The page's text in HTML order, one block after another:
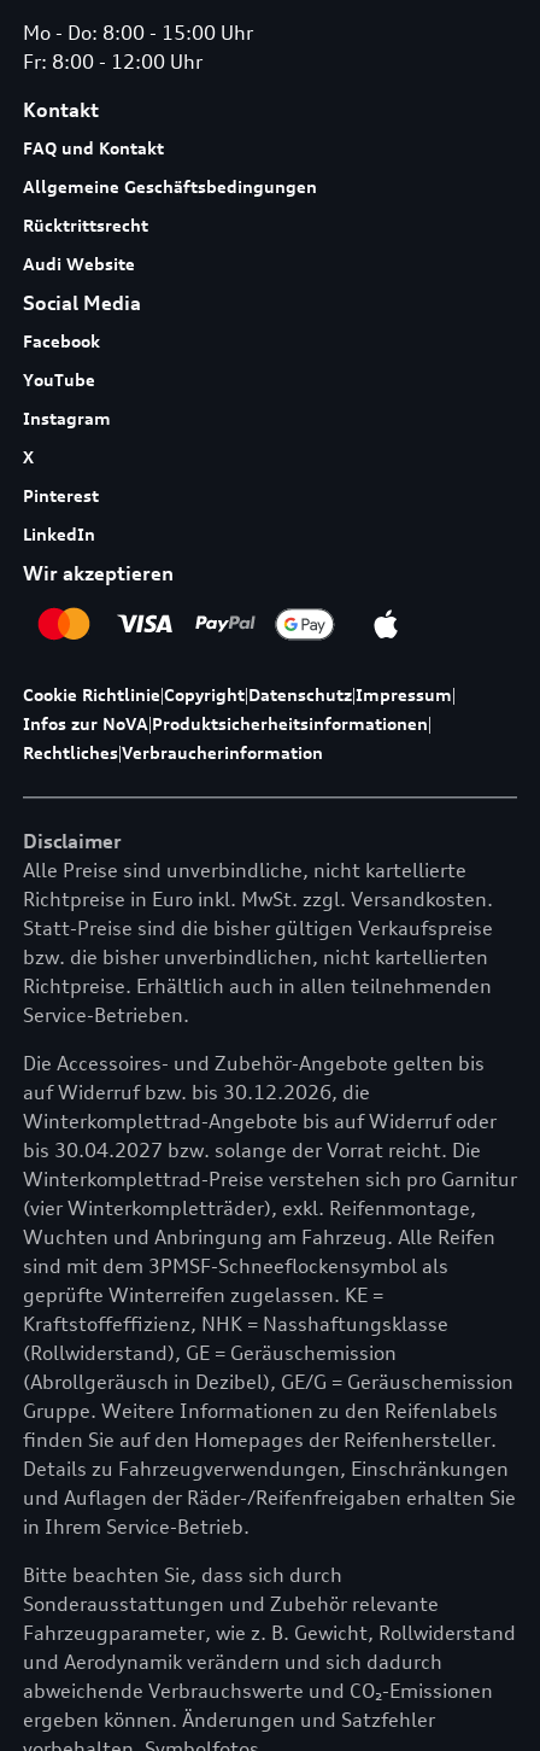
Mo - Do: 8:00 - 15:00 Uhr
Fr: 8:00 - 12:00 Uhr
Kontakt
FAQ und Kontakt
Allgemeine Geschäftsbedingungen
Rücktrittsrecht
Audi Website
Social Media
Facebook
YouTube
Instagram
X
Pinterest
LinkedIn
Wir akzeptieren
Cookie Richtlinie|Copyright|Datenschutz|Impressum|
Infos zur NoVA|Produktsicherheitsinformationen|
Rechtliches|Verbraucherinformation
Disclaimer
Alle Preise sind unverbindliche, nicht kartellierte
Richtpreise in Euro inkl. MwSt. zzgl. Versandkosten.
Statt-Preise sind die bisher gültigen Verkaufspreise
bzw. die bisher unverbindlichen, nicht kartellierten
Richtpreise. Erhältlich auch in allen teilnehmenden
Service-Betrieben.
Die Accessoires- und Zubehör-Angebote gelten bis
auf Widerruf bzw. bis 30.12.2026, die
Winterkomplettrad-Angebote bis auf Widerruf oder
bis 30.04.2027 bzw. solange der Vorrat reicht. Die
Winterkomplettrad-Preise verstehen sich pro Garnitur
(vier Winterkompletträder), exkl. Reifenmontage,
Wuchten und Anbringung am Fahrzeug. Alle Reifen
sind mit dem 3PMSF-Schneeflockensymbol als
geprüfte Winterreifen zugelassen. KE =
Kraftstoffeffizienz, NHK = Nasshaftungsklasse
(Rollwiderstand), GE = Geräuschemission
(Abrollgeräusch in Dezibel), GE/G = Geräuschemission
Gruppe. Weitere Informationen zu den Reifenlabels
finden Sie auf den Homepages der Reifenhersteller.
Details zu Fahrzeugverwendungen, Einschränkungen
und Auflagen der Räder-/Reifenfreigaben erhalten Sie
in Ihrem Service-Betrieb.
Bitte beachten Sie, dass sich durch
Sonderausstattungen und Zubehör relevante
Fahrzeugparameter, wie z. B. Gewicht, Rollwiderstand
und Aerodynamik verändern und sich dadurch
abweichende Verbrauchswerte und CO₂-Emissionen
ergeben können. Änderungen und Satzfehler